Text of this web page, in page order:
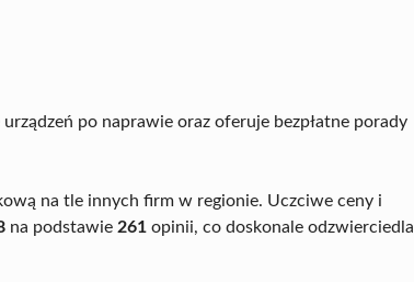
po naprawie oraz oferuje bezpłatne porady
na tle innych firm w regionie. Uczciwe ceny i
na podstawie 261 opinii, co doskonale odzwierciedla